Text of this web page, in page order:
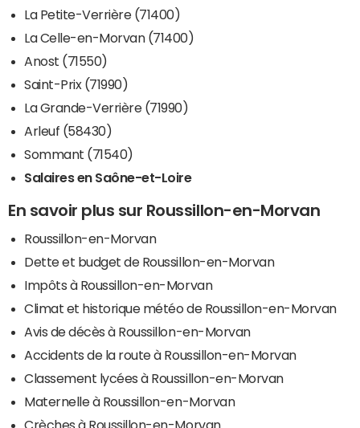
La Petite-Verrière (71400)
La Celle-en-Morvan (71400)
Anost (71550)
Saint-Prix (71990)
La Grande-Verrière (71990)
Arleuf (58430)
Sommant (71540)
Salaires en Saône-et-Loire
En savoir plus sur Roussillon-en-Morvan
Roussillon-en-Morvan
Dette et budget de Roussillon-en-Morvan
Impôts à Roussillon-en-Morvan
Climat et historique météo de Roussillon-en-Morvan
Avis de décès à Roussillon-en-Morvan
Accidents de la route à Roussillon-en-Morvan
Classement lycées à Roussillon-en-Morvan
Maternelle à Roussillon-en-Morvan
Crèches à Roussillon-en-Morvan